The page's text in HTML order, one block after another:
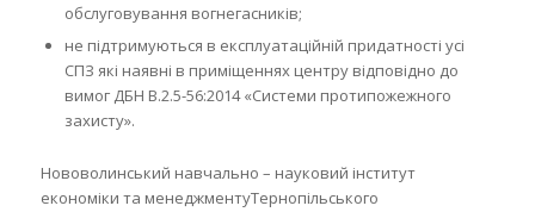
обслуговування вогнегасників;
не підтримуються в експлуатаційній придатності усі
СПЗ які наявні в приміщеннях центру відповідно до
вимог ДБН В.2.5-56:2014 «Системи протипожежного
захисту».
Нововолинський навчально – науковий інститут
економіки та менеджментуТернопільського